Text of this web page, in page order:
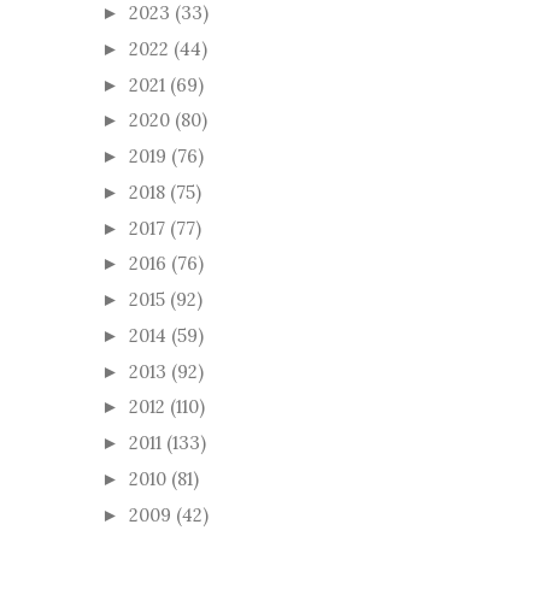
► 2023 (33)
► 2022 (44)
► 2021 (69)
► 2020 (80)
► 2019 (76)
► 2018 (75)
► 2017 (77)
► 2016 (76)
► 2015 (92)
► 2014 (59)
► 2013 (92)
► 2012 (110)
► 2011 (133)
► 2010 (81)
► 2009 (42)